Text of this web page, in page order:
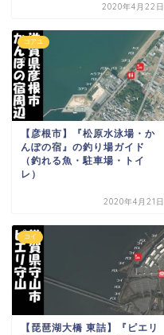
2020年4月22日
コアユ
【彦根市】『松原水泳場・か
んぽの宿』の釣り場ガイド
（釣れる魚・駐車場・トイ
レ）
2020年4月21日
コイ
【琵琶湖大橋 東詰】『ピエリ